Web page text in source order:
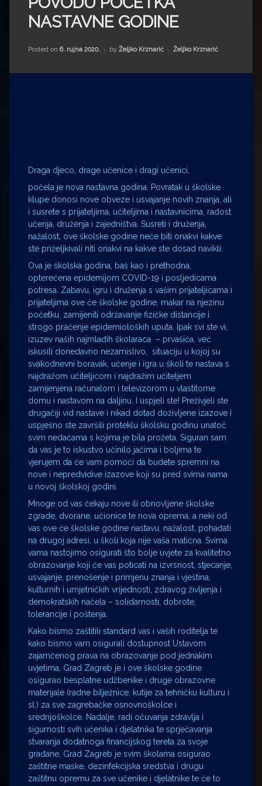
Impressum
Milenko Strižak
Drugi autori
Drugi autori
Miroslav Šantek
NASTAVNE GODINE
Posted on 6. rujna 2020. by Željko Krznarić Kategorije:
Željko Krznarić
Draga djeco, drage učenice i dragi učenici,
počela je nova nastavna godina. Povratak u školske
klupe donosi nove obveze i usvajanje novih znanja, ali
i susrete s prijateljima, učiteljima i nastavnicima, radost
učenja, druženja i zajedništva. Susreti i druženja,
nažalost, ove školske godine neće biti onakvi kakve
ste priželjkivali niti onakvi na kakve ste dosad navikli.
Ova je školska godina, baš kao i prethodna,
opterećena epidemijom COVID-19 i posljedicama
potresa. Zabavu, igru i druženja s vašim prijateljicama i
prijateljima ove će školske godine, makar na njezinu
početku, zamijeniti održavanje fizičke distancije i
strogo praćenje epidemioloških uputa. Ipak svi ste vi,
izuzev naših najmlađih školaraca – prvašića, već
iskusili donedavno nezamislivo, situaciju u kojoj su
svakodnevni boravak, učenje i igra u školi te nastava s
najdražom učiteljicom i najdražim učiteljem
zamijenjena računalom i televizorom u vlastitome
domu i nastavom na daljinu. I uspjeli ste! Preživjeli ste
drugačiji vid nastave i nikad dotad doživljene izazove i
uspješno ste završili proteklu školsku godinu unatoč
svim nedaćama s kojima je bila prožeta. Siguran sam
da vas je to iskustvo učinilo jačima i boljima te
vjerujem da će vam pomoći da budete spremni na
nove i nepredvidive izazove koji su pred svima nama
u novoj školskoj godini.
Mnoge od vas čekaju nove ili obnovljene školske
zgrade, dvorane, učionice te nova oprema, a neki od
vas ove će školske godine nastavu, nažalost, pohađati
na drugoj adresi, u školi koja nije vaša matična. Svima
vama nastojimo osigurati što bolje uvjete za kvalitetno
obrazovanje koji će vas poticati na izvrsnost, stjecanje,
usvajanje, prenošenje i primjenu znanja i vještina,
kulturnih i umjetničkih vrijednosti, zdravog življenja i
demokratskih načela – solidarnosti, dobrote,
tolerancije i poštenja.
Kako bismo zaštitili standard vas i vaših roditelja te
kako bismo vam osigurali dostupnost Ustavom
zajamčenog prava na obrazovanje pod jednakim
uvjetima, Grad Zagreb je i ove školske godine
osigurao besplatne udžbenike i druge obrazovne
materijale (radne bilježnice, kutije za tehničku kulturu i
sl.) za sve zagrebačke osnovnoškolce i
srednjoškolce. Nadalje, radi očuvanja zdravlja i
sigurnosti svih učenika i djelatnika te sprječavanja
stvaranja dodatnoga financijskog tereta za svoje
građane, Grad Zagreb je svim školama osigurao
zaštitne maske, dezinfekcijska sredstva i drugu
zaštitnu opremu za sve učenike i djelatnike te će to